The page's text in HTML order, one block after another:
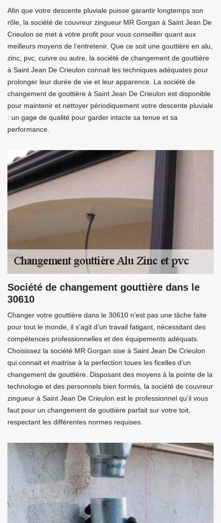
Afin que votre descente pluviale puisse garantir longtemps son
rôle, la société de couvreur zingueur MR Gorgan à Saint Jean De
Crieulon se met à votre profit pour vous conseiller quant aux
meilleurs moyens de l’entretenir. Que ce soit une gouttière en alu,
zinc, pvc, cuivre ou autre, la société de changement de gouttière
à Saint Jean De Crieulon connait les techniques adéquates pour
prolonger leur durée de vie et leur apparence. La société de
changement de gouttière à Saint Jean De Crieulon est disponible
pour maintenir et nettoyer périodiquement votre descente pluviale
: un gage de qualité pour garder intacte sa tenue et sa
performance.
Société de changement gouttière dans le
30610
Changer votre gouttière dans le 30610 n’est pas une tâche faite
pour tout le monde, il s’agit d’un travail fatigant, nécessitant des
compétences professionnelles et des équipements adéquats.
Choisissez la société MR Gorgan sise à Saint Jean De Crieulon
qui connait et maitrise à la perfection toues les ficelles d’un
changement de gouttière. Disposant des moyens à la pointe de la
technologie et des personnels bien formés, la société de couvreur
zingueur à Saint Jean De Crieulon est le professionnel qu’il vous
faut pour un changement de gouttière parfait sur votre toit,
respectant les différentes normes requises.